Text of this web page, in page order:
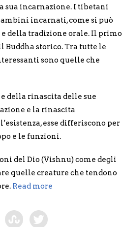
sua incarnazione. I tibetani
incarnati, come si può
della tradizione orale. Il primo
storico. Tra tutte le
sono quelle che
della rinascita delle sue
e la rinascita
esse differiscono per
e le funzioni.
del Dio (Vishnu) come degli
quelle creature che tendono
Read more